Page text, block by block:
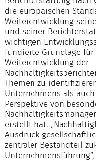
die europäischen
Weiterentwicklung
und seiner
wichtigen
fundierte Grundlage
Weiterentwicklung der
Themen zu
Unternehmens als
Perspektive von
erstellt hat.
Ausdruck
zentraler Bestandteil